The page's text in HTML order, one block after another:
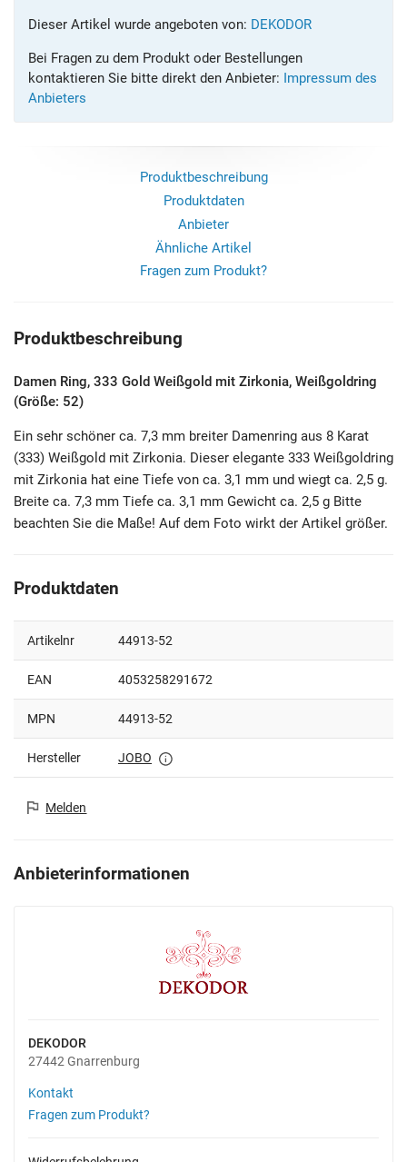
Dieser Artikel wurde angeboten von: DEKODOR
Bei Fragen zu dem Produkt oder Bestellungen
kontaktieren Sie bitte direkt den Anbieter: Impressum des
Anbieters
Produktbeschreibung
Produktdaten
Anbieter
Ähnliche Artikel
Fragen zum Produkt?
Produktbeschreibung
Damen Ring, 333 Gold Weißgold mit Zirkonia, Weißgoldring
(Größe: 52)
Ein sehr schöner ca. 7,3 mm breiter Damenring aus 8 Karat
(333) Weißgold mit Zirkonia. Dieser elegante 333 Weißgoldring
mit Zirkonia hat eine Tiefe von ca. 3,1 mm und wiegt ca. 2,5 g.
Breite ca. 7,3 mm Tiefe ca. 3,1 mm Gewicht ca. 2,5 g Bitte
beachten Sie die Maße! Auf dem Foto wirkt der Artikel größer.
Produktdaten
Artikelnr 44913-52
EAN 4053258291672
MPN 44913-52
Hersteller JOBO
Melden
Anbieterinformationen
DEKODOR
27442 Gnarrenburg
Kontakt
Fragen zum Produkt?